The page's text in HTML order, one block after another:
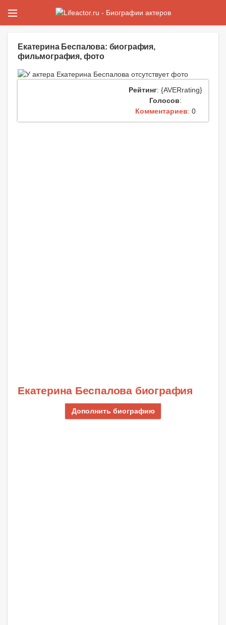
Екатерина Беспалова: биография,
фильмография, фото
Рейтинг: {AVERrating}
Голосов:
Комментариев: 0
Екатерина Беспалова биография
Дополнить биографию